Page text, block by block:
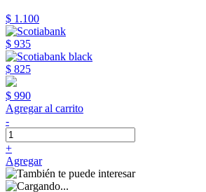
$ 1.100
$ 935
$ 825
$ 990
Agregar al carrito
-
+
Agregar